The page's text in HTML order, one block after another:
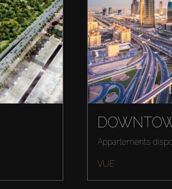
Appartements
VUE